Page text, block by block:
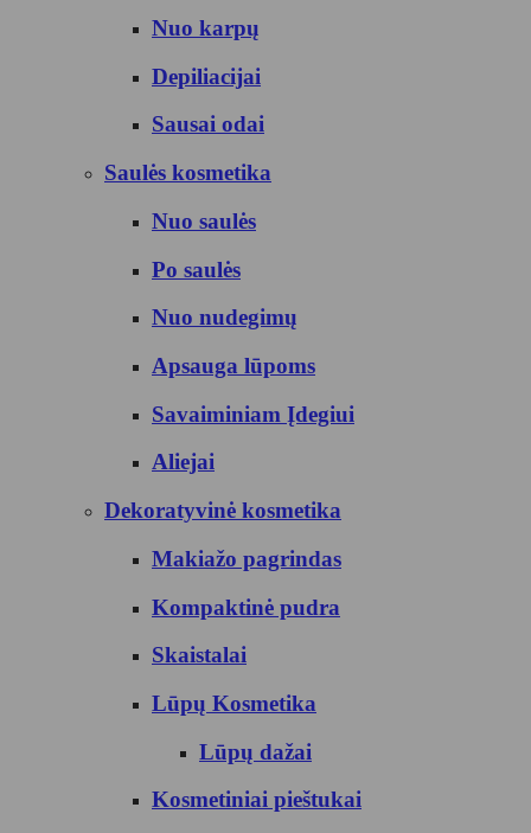
Nuo karpų
Depiliacijai
Sausai odai
Saulės kosmetika
Nuo saulės
Po saulės
Nuo nudegimų
Apsauga lūpoms
Savaiminiam Įdegiui
Aliejai
Dekoratyvinė kosmetika
Makiažo pagrindas
Kompaktinė pudra
Skaistalai
Lūpų Kosmetika
Lūpų dažai
Kosmetiniai pieštukai